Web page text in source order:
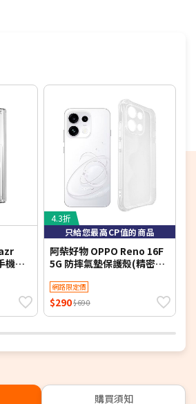
商品，但因拍攝時受環境、光線影
實物有稍許誤差，出貨以實際商品為
錄影，避免影響您的權益。
品需在本體/配件/本體包裝完整且可
。如退回後本體污漬/包裝破損/缺
狀況向您酌收10%至30%不等的合理
機保
4.3折
只給您最高CP值的商品
阿柴好物 OPPO Reno 16F
5G 防摔氣墊保護殼(精密挖
網路限定價
$290$690
購買須知